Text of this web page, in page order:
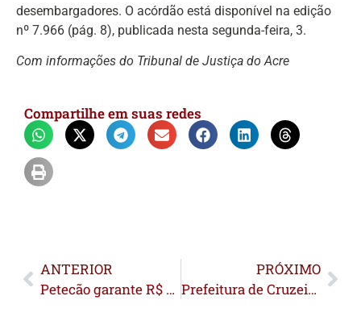
desembargadores. O acórdão está disponível na edição
nº 7.966 (pág. 8), publicada nesta segunda-feira, 3.
Com informações do Tribunal de Justiça do Acre
Compartilhe em suas redes
ANTERIOR
Petecão garante R$ 200 mil para recuperação de dependentes químicos em Rio Branco
PRÓXIMO
Prefeitura de Cruzeiro do Sul recebe material para produção de mais de 500 toneladas de asfalto